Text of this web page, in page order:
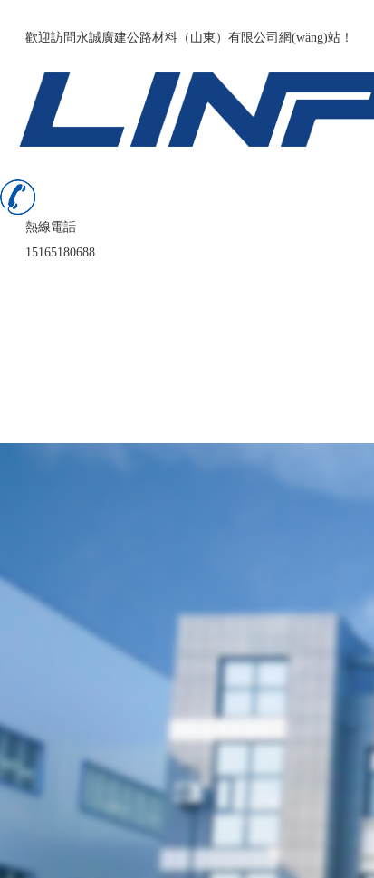
歡迎訪問永誠廣建公路材料（山東）有限公司網(wǎng)站！
熱線電話
15165180688